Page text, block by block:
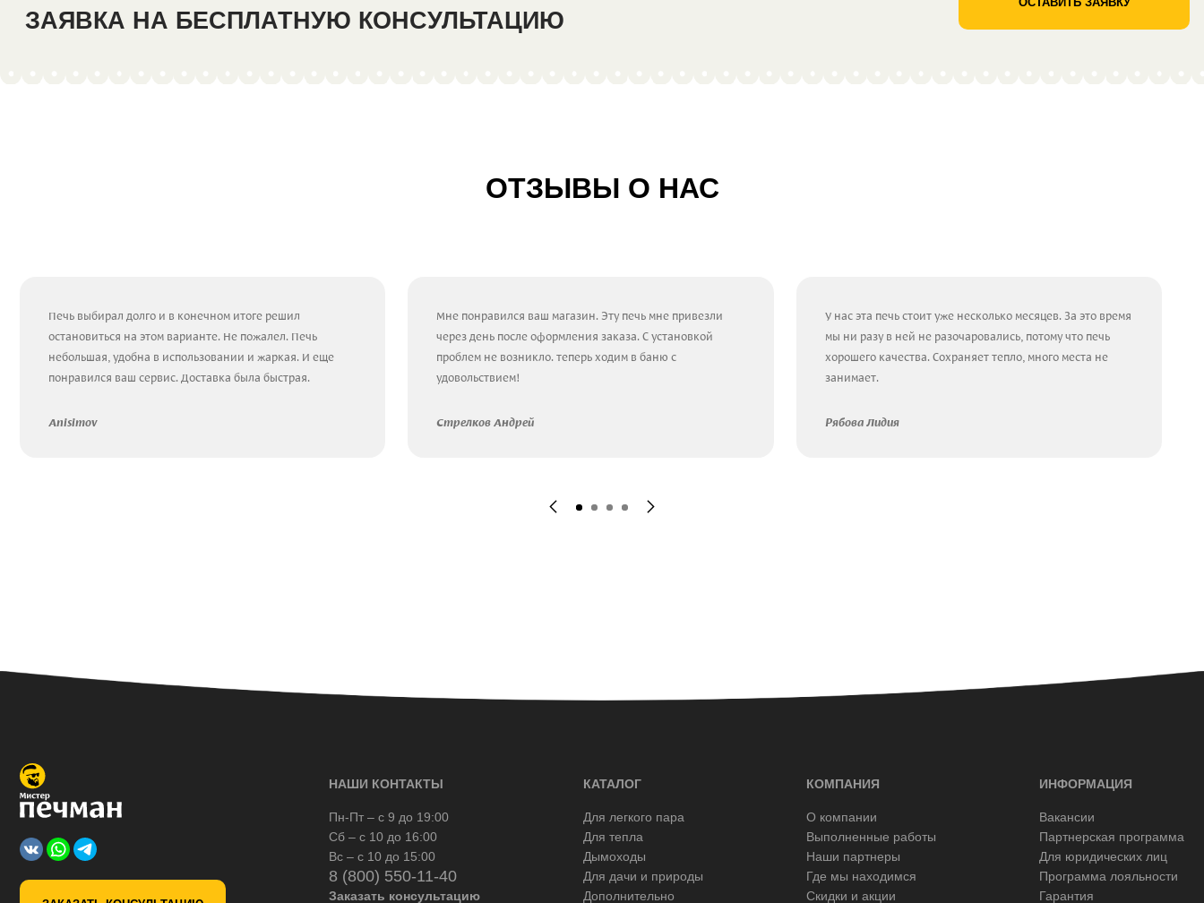
ЗАЯВКА НА БЕСПЛАТНУЮ КОНСУЛЬТАЦИЮ
ОТЗЫВЫ О НАС
Печь выбирал долго и в конечном итоге решил
остановиться на этом варианте. Не пожалел. Печь
небольшая, удобна в использовании и жаркая. И еще
понравился ваш сервис. Доставка была быстрая.
Anisimov
Мне понравился ваш магазин. Эту печь мне привезли
через день после оформления заказа. С установкой
проблем не возникло. теперь ходим в баню с
удовольствием!
Стрелков Андрей
У нас эта печь стоит уже несколько месяцев. За это время
мы ни разу в ней не разочаровались, потому что печь
хорошего качества. Сохраняет тепло, много места не
занимает.
Рябова Лидия
НАШИ КОНТАКТЫ
Пн-Пт – с 9 до 19:00
Сб – с 10 до 16:00
Вс – с 10 до 15:00
8 (800) 550-11-40
Заказать консультацию
КАТАЛОГ
Для легкого пара
Для тепла
Дымоходы
Для дачи и природы
Дополнительно
КОМПАНИЯ
О компании
Выполненные работы
Наши партнеры
Где мы находимся
Скидки и акции
ИНФОРМАЦИЯ
Вакансии
Партнерская программа
Для юридических лиц
Программа лояльности
Гарантия